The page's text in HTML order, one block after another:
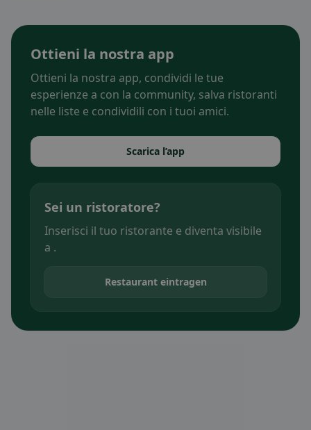
Ottieni la nostra app
Ottieni la nostra app, condividi le tue
esperienze a con la community, salva ristoranti
nelle liste e condividili con i tuoi amici.
Scarica l’app
Sei un ristoratore?
Inserisci il tuo ristorante e diventa visibile
a .
Restaurant eintragen